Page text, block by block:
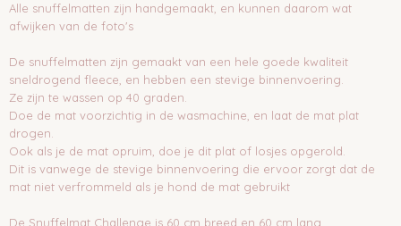
Alle snuffelmatten zijn handgemaakt, en kunnen daarom wat
afwijken van de foto's
De snuffelmatten zijn gemaakt van een hele goede kwaliteit
sneldrogend fleece, en hebben een stevige binnenvoering.
Ze zijn te wassen op 40 graden.
Doe de mat voorzichtig in de wasmachine, en laat de mat plat
drogen.
Ook als je de mat opruim, doe je dit plat of losjes opgerold.
Dit is vanwege de stevige binnenvoering die ervoor zorgt dat de
mat niet verfrommeld als je hond de mat gebruikt
De Snuffelmat Challenge is 60 cm breed en 60 cm lang.